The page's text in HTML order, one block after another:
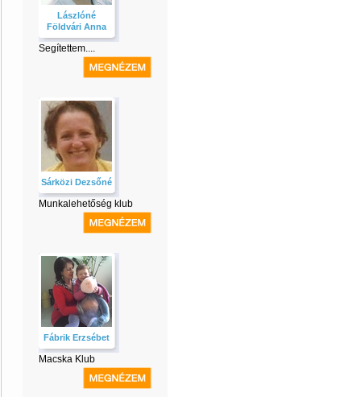
Lászlóné
Földvári Anna
Segítettem....
Sárközi Dezsőné
Munkalehetőség klub
Fábrik Erzsébet
Macska Klub